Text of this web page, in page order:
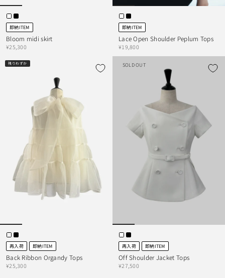
即納ITEM
Bloom midi skirt
¥25,300
即納ITEM
Lace Open Shoulder Peplum Tops
¥19,800
残りわずか
再入荷 即納ITEM
Back Ribbon Organdy Tops
¥25,300
SOLD OUT
再入荷 即納ITEM
Off Shoulder Jacket Tops
¥27,500